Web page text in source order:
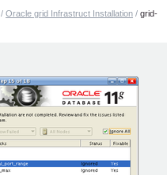
/Oracle grid Infrastruct Installation /grid-